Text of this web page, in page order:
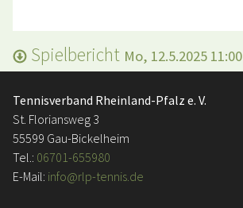
Spielbericht Mo, 12.5.2025 11:00
Tennisverband Rheinland-Pfalz e. V.
St. Floriansweg 3
55599 Gau-Bickelheim
Tel.: 06701-655980
E-Mail: info@rlp-tennis.de